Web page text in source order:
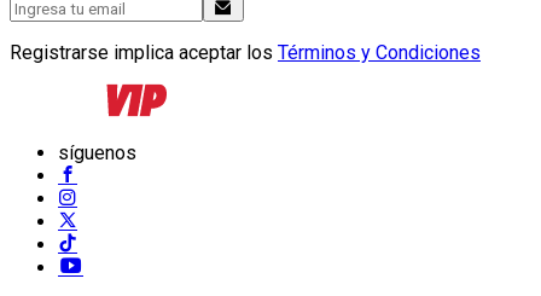
Registrarse implica aceptar los Términos y Condiciones
síguenos